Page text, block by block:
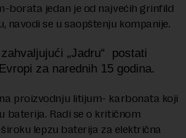
borata jedan je od najvećih grinfild
navodi se u saopštenju kompanije.
„Jadru“ postati
za narednih 15 godina.
proizvodnju litijum- karbonata koji
baterija. Radi se o kritičnom
lepzu baterija za električna